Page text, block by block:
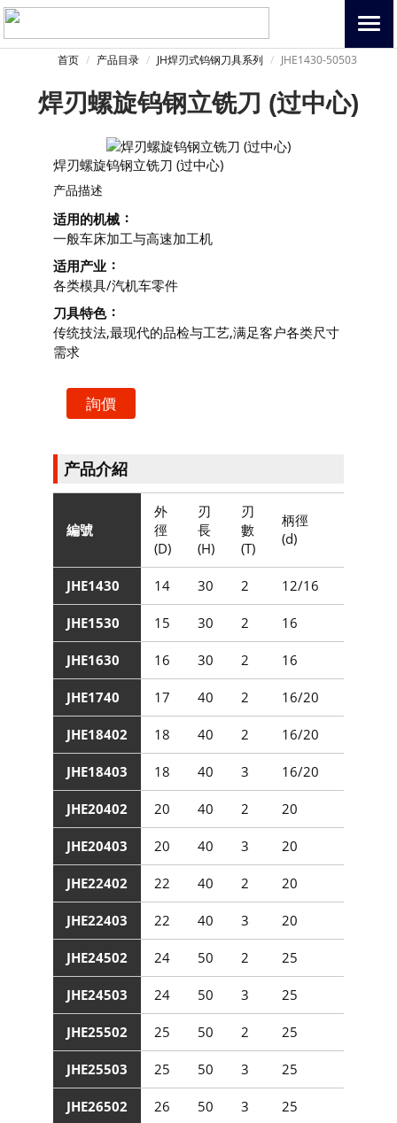
首页 产品目录 JH焊刃式钨钢刀具系列 JHE1430-50503
焊刃螺旋钨钢立铣刀 (过中心)
焊刃螺旋钨钢立铣刀 (过中心)
产品描述
适用的机械
一般车床加工与高速加工机
适用产业
各类模具/汽机车零件
刀具特色
传统技法,最现代的品检与工艺,满足客户各类尺寸
需求
詢價
产品介紹
編號
外
徑
(D)
刃
長
(H)
刃
數
(T)
柄徑
(d)
JHE1430 14 30 2 12/16
JHE1530 15 30 2 16
JHE1630 16 30 2 16
JHE1740 17 40 2 16/20
JHE18402 18 40 2 16/20
JHE18403 18 40 3 16/20
JHE20402 20 40 2 20
JHE20403 20 40 3 20
JHE22402 22 40 2 20
JHE22403 22 40 3 20
JHE24502 24 50 2 25
JHE24503 24 50 3 25
JHE25502 25 50 2 25
JHE25503 25 50 3 25
JHE26502 26 50 3 25